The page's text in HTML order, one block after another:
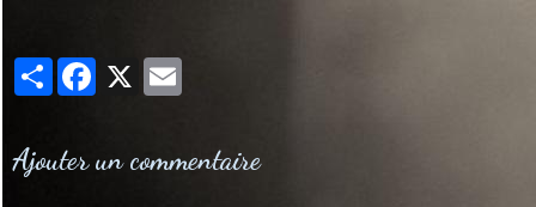
PartagerFacebook
X
Ajouter un commentaire